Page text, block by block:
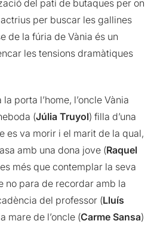
del pati de butaques per on
per buscar les gallines
de la fúria de Vània és un
les tensions dramàtiques
porta l’home, l’oncle Vània
(Júlia Truyol) filla d’una
es va morir i el marit de la qual,
amb una dona jove (Raquel
més que contemplar la seva
no para de recordar amb la
del professor (Lluís
mare de l’oncle (Carme Sansa)